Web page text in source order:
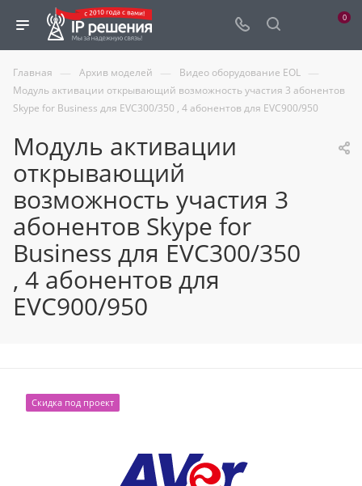
0
Главная — Архив моделей — Видео оборудование EOL —
Модуль активации открывающий возможность участия 3 абонентов
Skype for Business для EVC300/350 , 4 абонентов для EVC900/950
Модуль активации
открывающий
возможность участия 3
абонентов Skype for
Business для EVC300/350
, 4 абонентов для
EVC900/950
Скидка под проект